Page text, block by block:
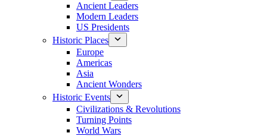
Ancient Leaders
Modern Leaders
US Presidents
Historic Places
Europe
Americas
Asia
Ancient Wonders
Historic Events
Civilizations & Revolutions
Turning Points
World Wars